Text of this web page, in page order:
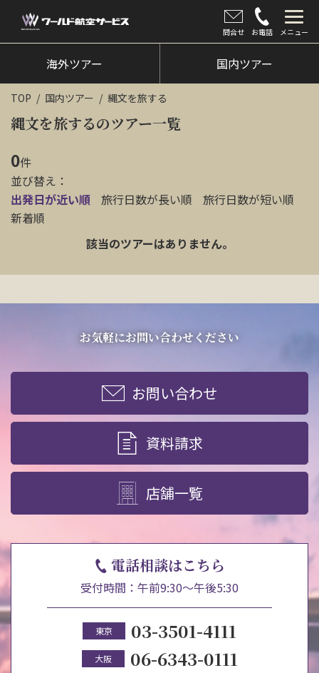
問合せ お電話 メニュー
海外ツアー
国内ツアー
クルーズツアー
ツアー催行状況
旅のひろば
イベント
お問い合わせ
資料請求
電話にてお問い合わせ
海外ツアー 国内ツアー
TOP 国内ツアー 縄文を旅する
縄文を旅するのツアー一覧
0件
並び替え：
出発日が近い順
旅行日数が長い順
旅行日数が短い順
新着順
該当のツアーはありません。
お気軽にお問い合わせください
お問い合わせ
資料請求
店舗一覧
電話相談はこちら
受付時間：午前9:30～午後5:30
東京 03-3501-4111
大阪 06-6343-0111